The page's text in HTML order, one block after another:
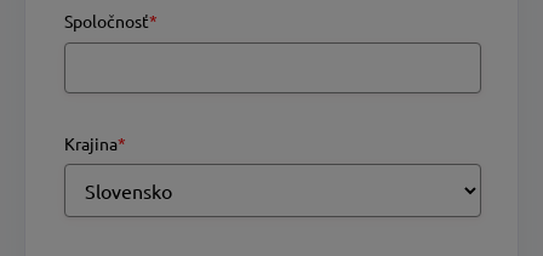
Spoločnosť*
Krajina*